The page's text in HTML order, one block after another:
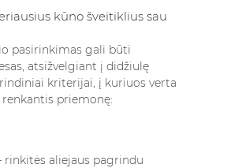
kūno šveitiklius sau
pasirinkimas gali būti
atsižvelgiant į didžiulę
kriterijai, į kuriuos verta
priemonę:
rinkitės aliejaus pagrindu